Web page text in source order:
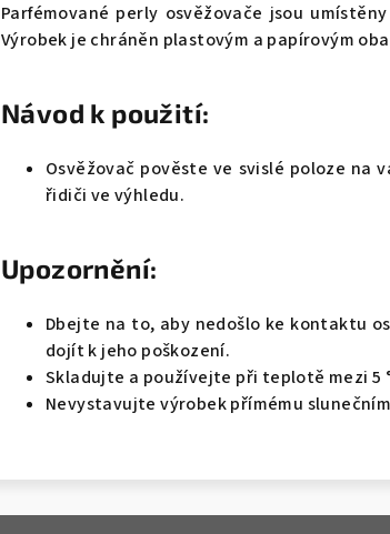
Parfémované perly osvěžovače jsou
Výrobek je chráněn plastovým a papírovým
Návod k použití:
Osvěžovač pověste ve svislé poloze
řidiči ve výhledu.
Upozornění:
Dbejte na to, aby nedošlo ke kontaktu
dojít k jeho poškození.
Skladujte a používejte při teplotě mezi 5
Nevystavujte výrobek přímému